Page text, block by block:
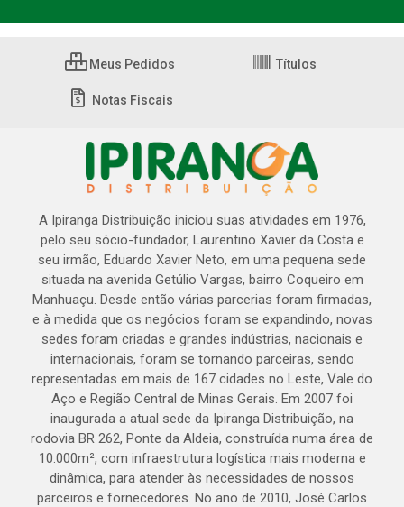
Meus Pedidos Títulos
Notas Fiscais
A Ipiranga Distribuição iniciou suas atividades em 1976,
pelo seu sócio-fundador, Laurentino Xavier da Costa e
seu irmão, Eduardo Xavier Neto, em uma pequena sede
situada na avenida Getúlio Vargas, bairro Coqueiro em
Manhuaçu. Desde então várias parcerias foram firmadas,
e à medida que os negócios foram se expandindo, novas
sedes foram criadas e grandes indústrias, nacionais e
internacionais, foram se tornando parceiras, sendo
representadas em mais de 167 cidades no Leste, Vale do
Aço e Região Central de Minas Gerais. Em 2007 foi
inaugurada a atual sede da Ipiranga Distribuição, na
rodovia BR 262, Ponte da Aldeia, construída numa área de
10.000m², com infraestrutura logística mais moderna e
dinâmica, para atender às necessidades de nossos
parceiros e fornecedores. No ano de 2010, José Carlos